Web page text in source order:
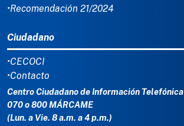
•Recomendación 21/2024
Ciudadano
•CECOCI
•Contacto
Centro Ciudadano de Información Telefónica
070 o 800 MÁRCAME
(Lun. a Vie. 8 a.m. a 4 p.m.)